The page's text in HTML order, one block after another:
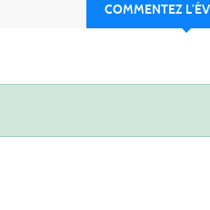
COMMENTEZ